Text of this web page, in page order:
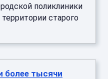
поликлиники
старого
более тысячи